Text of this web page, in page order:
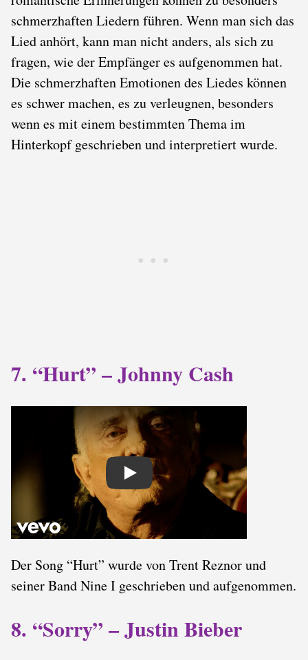
schmerzhaften Liedern führen. Wenn man sich das
Lied anhört, kann man nicht anders, als sich zu
fragen, wie der Empfänger es aufgenommen hat.
Die schmerzhaften Emotionen des Liedes können
es schwer machen, es zu verleugnen, besonders
wenn es mit einem bestimmten Thema im
Hinterkopf geschrieben und interpretiert wurde.
7. “Hurt” – Johnny Cash
Play
Der Song “Hurt” wurde von Trent Reznor und
seiner Band Nine I geschrieben und aufgenommen.
8. “Sorry” – Justin Bieber